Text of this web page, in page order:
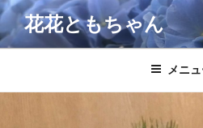
コ
ン
テ
花花ともちゃん
メニ